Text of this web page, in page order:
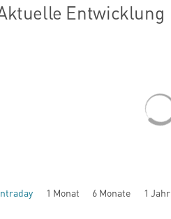
Entwicklung
1 Monat 6 Monate 1 Jahr